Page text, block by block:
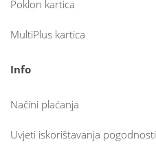
Poklon kartica
MultiPlus kartica
Info
Načini plaćanja
Uvjeti iskorištavanja pogodnosti